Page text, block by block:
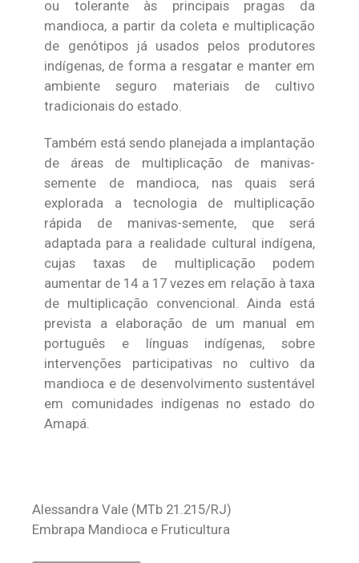
ou tolerante às principais pragas da
mandioca, a partir da coleta e multiplicação
de genótipos já usados pelos produtores
indígenas, de forma a resgatar e manter em
ambiente seguro materiais de cultivo
tradicionais do estado.
Também está sendo planejada a implantação
de áreas de multiplicação de manivas-
semente de mandioca, nas quais será
explorada a tecnologia de multiplicação
rápida de manivas-semente, que será
adaptada para a realidade cultural indígena,
cujas taxas de multiplicação podem
aumentar de 14 a 17 vezes em relação à taxa
de multiplicação convencional. Ainda está
prevista a elaboração de um manual em
português e línguas indígenas, sobre
intervenções participativas no cultivo da
mandioca e de desenvolvimento sustentável
em comunidades indígenas no estado do
Amapá.
Alessandra Vale (MTb 21.215/RJ)
Embrapa Mandioca e Fruticultura